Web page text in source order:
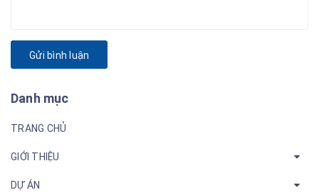
Gửi bình luận
Danh mục
TRANG CHỦ
GIỚI THIỆU
DỰ ÁN